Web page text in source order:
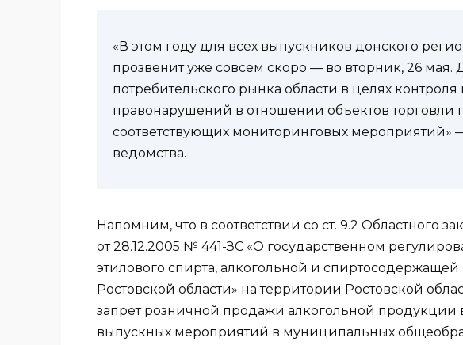
«В этом году для всех выпускников донского
прозвенит уже совсем скоро — во вторник, 26 мая.
потребительского рынка области в целях
правонарушений в отношении объектов торговли
соответствующих мониторинговых мероприятий»
ведомства.
Напомним, что в соответствии со ст. 9.2 Областного
от28.12.2005 № 441-ЗС «О государственном
этилового спирта, алкогольной и
Ростовской области» на территории Ростовской
запрет розничной продажи алкогольной продукции
выпускных мероприятий в муниципальных